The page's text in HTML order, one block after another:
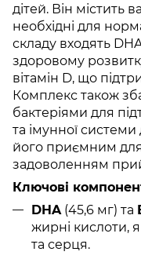
дітей. Він містить
необхідні для
складу входять
здоровому
вітамін D, що
Комплекс також
бактеріями для
та імунної
його приємним для
задоволенням
Ключові
DHA (45,6 мг) та
жирні кислоти,
та серця.